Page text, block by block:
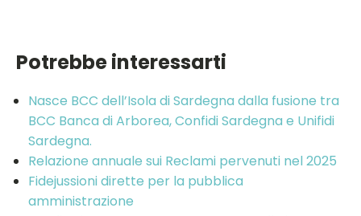
Potrebbe interessarti
Nasce BCC dell’Isola di Sardegna dalla fusione tra
BCC Banca di Arborea, Confidi Sardegna e Unifidi
Sardegna.
Relazione annuale sui Reclami pervenuti nel 2025
Fidejussioni dirette per la pubblica
amministrazione